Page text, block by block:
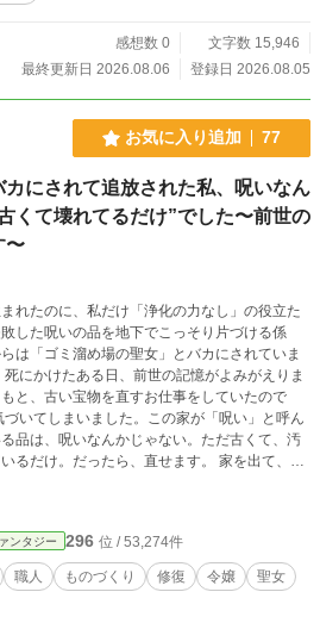
感想数 0
文字数 15,946
最終更新日 2026.08.06
登録日 2026.08.05
お気に入り追加 77
カにされて追放された私、呪いなん
くて壊れてるだけ”でした〜前世の
〜
れたのに、私だけ「浄化の力なし」の役立た
した呪いの品を地下でこっそり片づける係
は「ゴミ溜め場の聖女」とバカにされていま
と、古い宝物を直すお仕事をしていたので
品は、呪いなんかじゃない。ただ古くて、汚
け。だったら、直せます。 家を出て、小
を開きました。錆びた短剣も、泣いている銀
百年ものの「呪いの剣」も、前世の知識でぜ
づけば街の人に頼られて、王様からも呼ばれ
せずに大あわて。今さら「戻ってきて」と泣
です。 ※本作は、既存作品を全面
イト）した作品です。
ンタジー 296 位 / 53,274件
職人 ものづくり 修復 令嬢
聖女